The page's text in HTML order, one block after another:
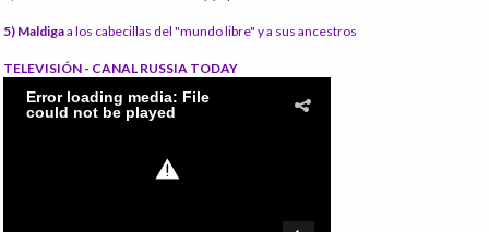
5) Maldigaa los cabecillas del "mundo libre" y a sus ancestros
TELEVISIÓN - CANAL RUSSIA TODAY